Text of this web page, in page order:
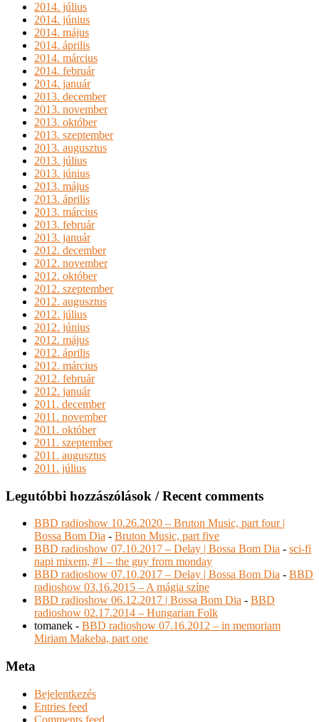
2014. július
2014. június
2014. május
2014. április
2014. március
2014. február
2014. január
2013. december
2013. november
2013. október
2013. szeptember
2013. augusztus
2013. július
2013. június
2013. május
2013. április
2013. március
2013. február
2013. január
2012. december
2012. november
2012. október
2012. szeptember
2012. augusztus
2012. július
2012. június
2012. május
2012. április
2012. március
2012. február
2012. január
2011. december
2011. november
2011. október
2011. szeptember
2011. augusztus
2011. július
Legutóbbi hozzászólások / Recent comments
BBD radioshow 10.26.2020 – Bruton Music, part four |
Bossa Bom Dia - Bruton Music, part five
BBD radioshow 07.10.2017 – Delay | Bossa Bom Dia - sci-fi
napi mixem, #1 – the guy from monday
BBD radioshow 07.10.2017 – Delay | Bossa Bom Dia - BBD
radioshow 03.16.2015 – A mágia színe
BBD radioshow 06.12.2017 | Bossa Bom Dia - BBD
radioshow 02.17.2014 – Hungarian Folk
tomanek - BBD radioshow 07.16.2012 – in memoriam
Miriam Makeba, part one
Meta
Bejelentkezés
Entries feed
Comments feed